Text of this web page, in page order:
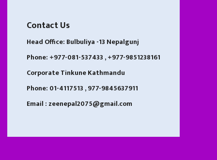
Contact Us
Head Office: Bulbuliya -13 Nepalgunj
Phone: +977-081-537433 , +977-9851238161
Corporate Tinkune Kathmandu
Phone: 01-4117513 , 977-9845637911
Email : zeenepal2075@gmail.com